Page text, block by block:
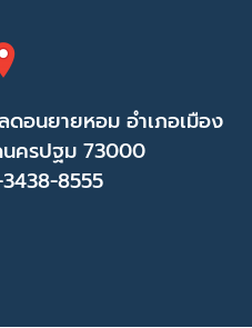
อนยายหอม อำเภอเมือง
ครปฐม 73000
8555